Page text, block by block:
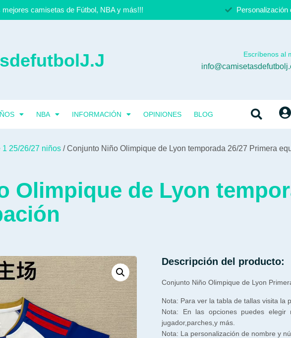
mejores camisetas de Fútbol, NBA y más!!! Personalización
Escríbenos al
NBA INFORMACIÓN OPINIONES BLOG
1 25/26/27 niños / Conjunto Niño Olimpique de Lyon temporada 26/27 Primera
Olimpique de Lyon
Descripción del producto:
Conjunto Niño Olimpique de Lyon
Nota: Para ver la tabla de tallas visita la
Nota: En las opciones puedes
jugador,parches,y más.
Nota: La personalización de nombre y